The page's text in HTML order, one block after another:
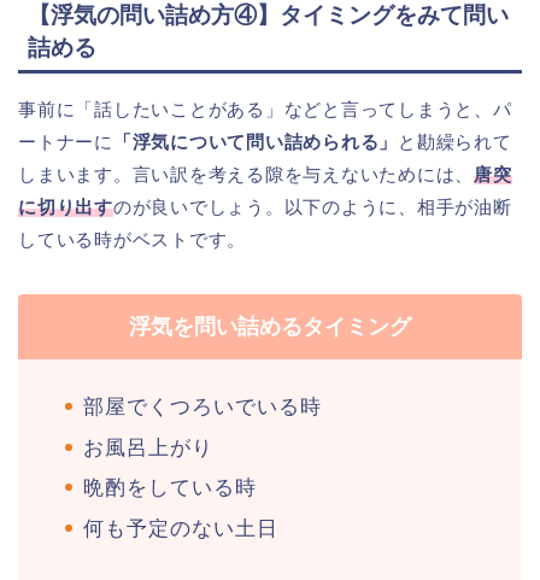
【浮気の問い詰め方④】タイミングをみて問い
詰める
事前に「話したいことがある」などと言ってしまうと、パ
ートナーに
「浮気について問い詰められる」
と勘繰られて
しまいます。言い訳を考える隙を与えないためには、 唐突
に切り出すのが良いでしょう。以下のように、相手が油断
している時がベストです。
浮気を問い詰めるタイミング
部屋でくつろいでいる時
お風呂上がり
晩酌をしている時
何も予定のない土日